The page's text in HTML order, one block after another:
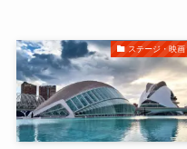
ステージ・映画